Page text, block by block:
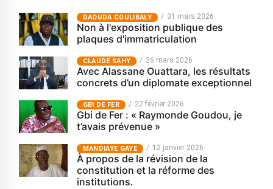
‎DAOUDA COULIBALY 31 mars 2026
Non à l'exposition publique des
plaques d'immatriculation
CLAUDE SAHY 26 mars 2026
Avec Alassane Ouattara, les résultats
concrets d’un diplomate exceptionnel
GBI DE FER 22 février 2026
Gbi de Fer : « Raymonde Goudou, je
t’avais prévenue »
MANDIAYE GAYE 12 janvier 2026
À propos de la révision de la
constitution et la réforme des
institutions.